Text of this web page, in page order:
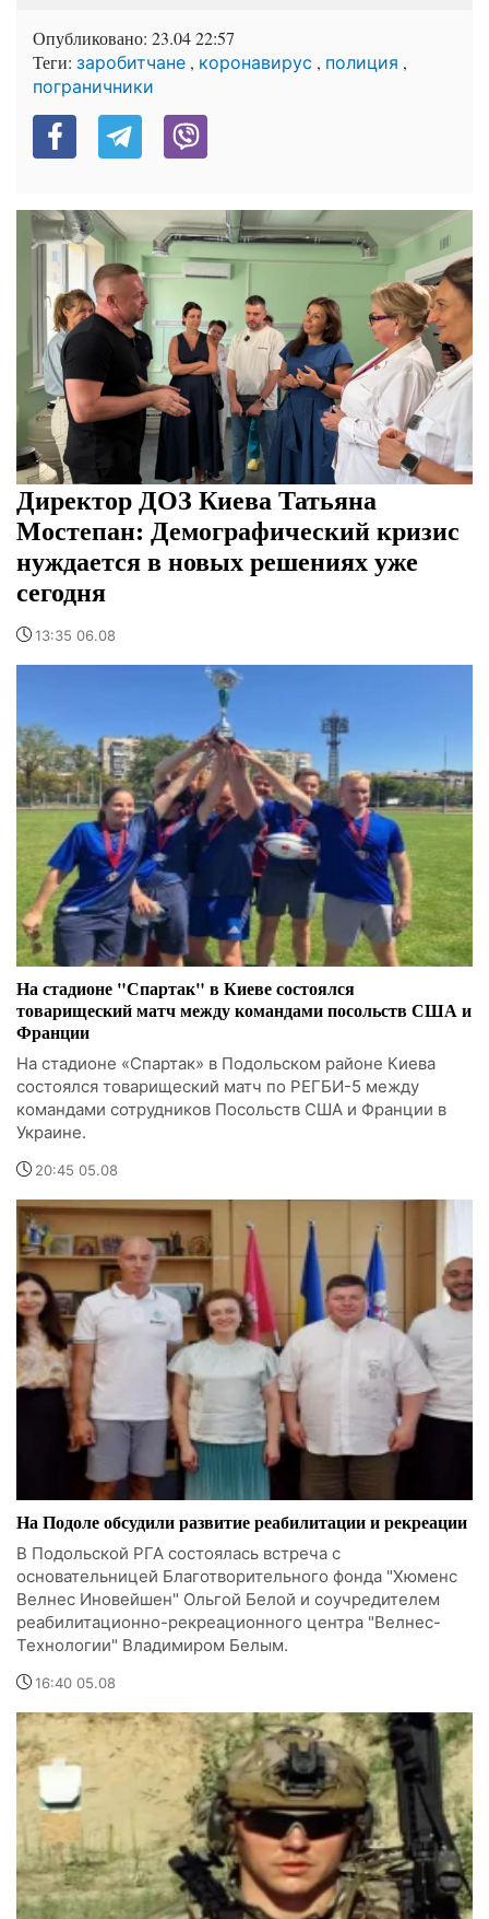
Опубликовано: 23.04 22:57
Теги: заробитчане , коронавирус , полиция ,
пограничники
Директор ДОЗ Киева Татьяна
Мостепан: Демографический кризис
нуждается в новых решениях уже
сегодня
13:35 06.08
На стадионе "Спартак" в Киеве состоялся
товарищеский матч между командами посольств США и
Франции
На стадионе «Спартак» в Подольском районе Киева
состоялся товарищеский матч по РЕГБИ-5 между
командами сотрудников Посольств США и Франции в
Украине.
20:45 05.08
На Подоле обсудили развитие реабилитации и рекреации
В Подольской РГА состоялась встреча с
основательницей Благотворительного фонда "Хюменс
Велнес Иновейшен" Ольгой Белой и соучредителем
реабилитационно-рекреационного центра "Велнес-
Технологии" Владимиром Белым.
16:40 05.08